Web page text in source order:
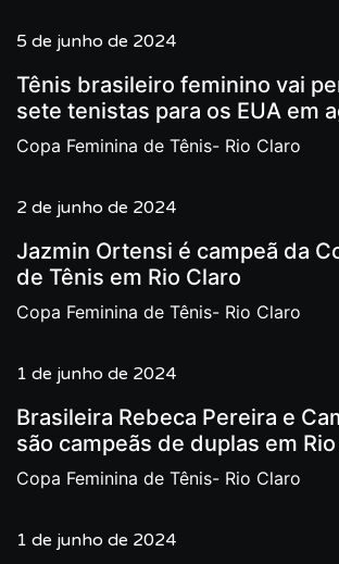
5 de junho de 2024
Tênis brasileiro feminino vai
sete tenistas para os EUA em
Copa Feminina de Tênis- Rio Claro
2 de junho de 2024
Jazmin Ortensi é campeã da
de Tênis em Rio Claro
Copa Feminina de Tênis- Rio Claro
1 de junho de 2024
Brasileira Rebeca Pereira e
são campeãs de duplas em
Copa Feminina de Tênis- Rio Claro
1 de junho de 2024